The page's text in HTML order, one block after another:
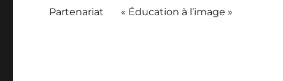
Partenariat « Éducation à l’image »